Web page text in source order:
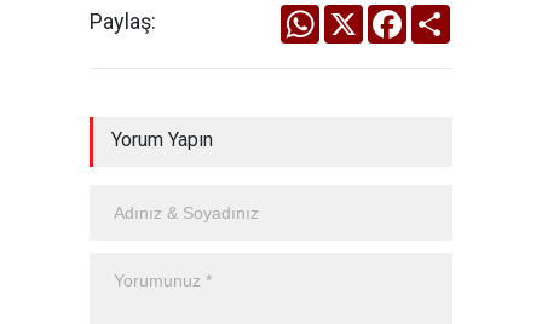
Paylaş: WhatsApp
X Facebook
Yorum Yapın